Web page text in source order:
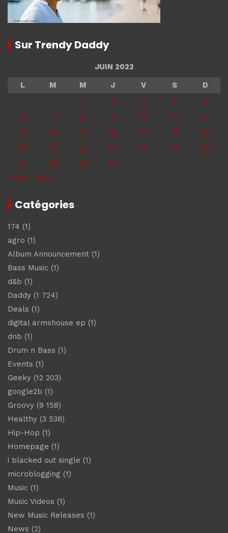
Sur Trendy Daddy
JUIN 2022
L
M M J V S
D
1
2 3 4
5
6
7 8 9 10 11
12
13
14 15 16 17 18
19
20
21 22 23 24 25
26
27
28 29
30
« Mai
Juil »
Catégories
174 (1)
agro (1)
Album Announcement (1)
Bass Music (1)
d&b (1)
Daddy (1 724)
Deals (1)
digital armshouse ep (1)
dnb (1)
Drum n Bass (1)
Events (1)
Geeky (12 203)
google2b (1)
Groovy (9 158)
Healthy (3 538)
Hip-Hop (1)
Homepage (1)
i blacked out single (1)
microblogging (1)
Music (1)
Music Videos (1)
New Music Releases (1)
News (2)